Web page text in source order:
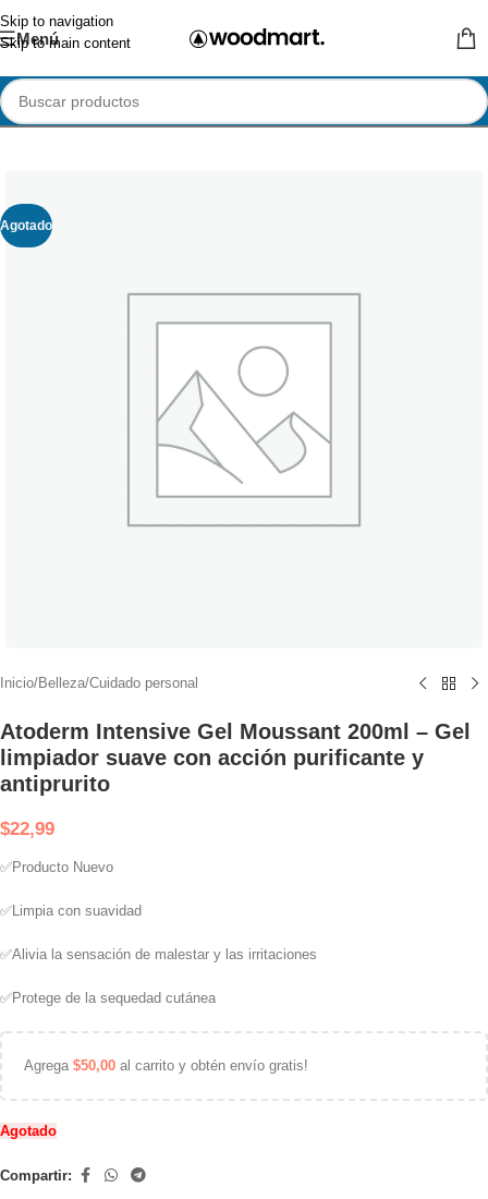
Skip to navigation
Skip to main content
Menú
Agotado
Inicio/Belleza/Cuidado personal
Atoderm Intensive Gel Moussant 200ml – Gel
limpiador suave con acción purificante y
antiprurito
$22,99
✅Producto Nuevo
✅Limpia con suavidad
✅Alivia la sensación de malestar y las irritaciones
✅Protege de la sequedad cutánea
Agrega $50,00 al carrito y obtén envío gratis!
Agotado
Compartir: